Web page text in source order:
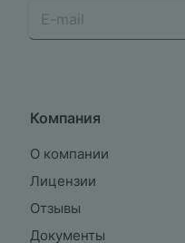
Компания
О компании
Лицензии
Отзывы
Документы